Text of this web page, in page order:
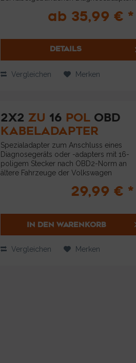
Laptop direkt am Fahrzeug arbeiten zu
ab 35,99 € *
DETAILS
Vergleichen Merken
2X2 ZU 16 POL OBD
KABELADAPTER
Spezialadapter zum Anschluss eines
Diagnosegeräts oder -adapters mit 16-
poligem Stecker nach OBD2-Norm an
ältere Fahrzeuge der Volkswagen
geeignet für alle unsere Diagnoseadapter
29,99 € *
IN DEN WARENKORB
Vergleichen Merken